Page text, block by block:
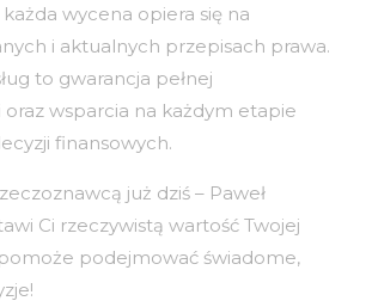
wycena opiera się na
i aktualnych przepisach prawa.
to gwarancja pełnej
wsparcia na każdym etapie
finansowych.
już dziś – Paweł
Ci rzeczywistą wartość Twojej
podejmować świadome,